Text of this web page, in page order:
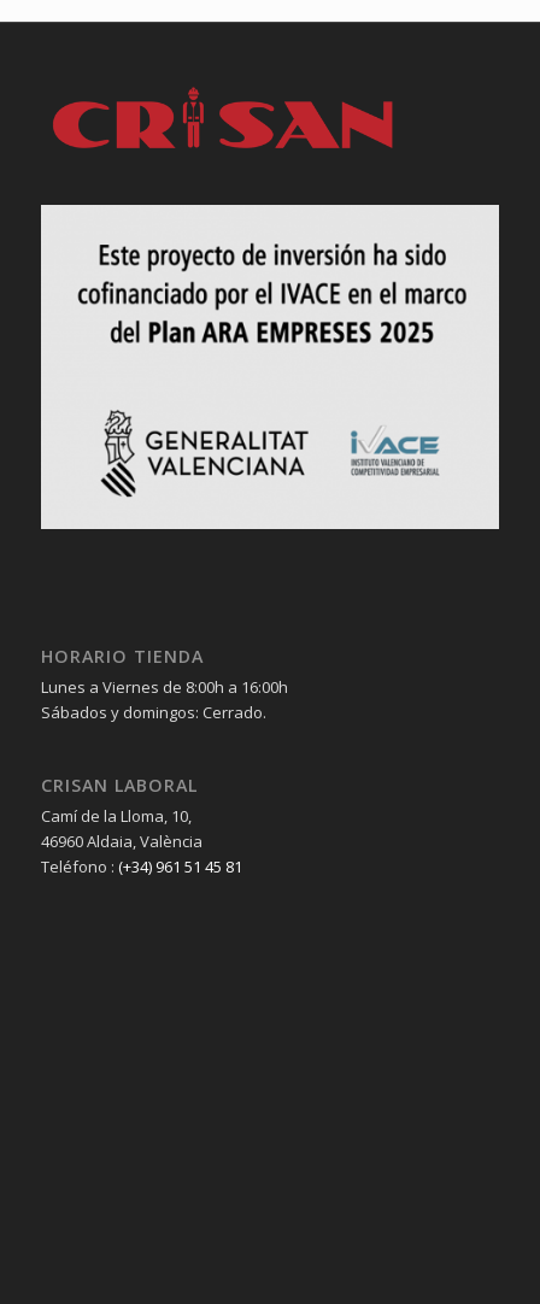
HORARIO TIENDA
Lunes a Viernes de 8:00h a 16:00h
Sábados y domingos: Cerrado.
CRISAN LABORAL
Camí de la Lloma, 10,
46960 Aldaia, València
Teléfono : (+34) 961 51 45 81